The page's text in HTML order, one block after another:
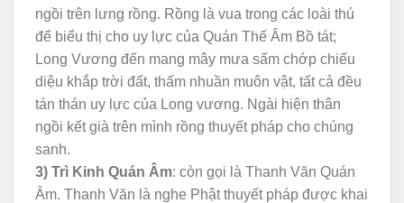
ngồi trên lưng rồng. Rồng là vua trong các loài thú
để biểu thị cho uy lực của Quán Thế Âm Bồ tát;
Long Vương đến mang mây mưa sấm chớp chiếu
diệu khắp trời đất, thấm nhuần muôn vật, tất cả đều
tán thán uy lực của Long vương. Ngài hiện thân
ngồi kết già trên mình rồng thuyết pháp cho chúng
sanh.
3) Trì Kinh Quán Âm: còn gọi là Thanh Văn Quán
Âm. Thanh Văn là nghe Phật thuyết pháp được khai